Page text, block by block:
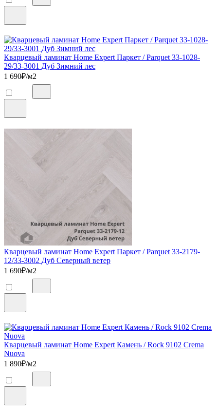
Кварцевый ламинат Home Expert Паркет / Parquet 33-1028-
29/33-3001 Дуб Зимний лес
1 690₽/м2
Кварцевый ламинат Home Expert Паркет / Parquet 33-2179-
12/33-3002 Дуб Северный ветер
1 690₽/м2
Кварцевый ламинат Home Expert Камень / Rock 9102 Crema
Nuova
1 890₽/м2